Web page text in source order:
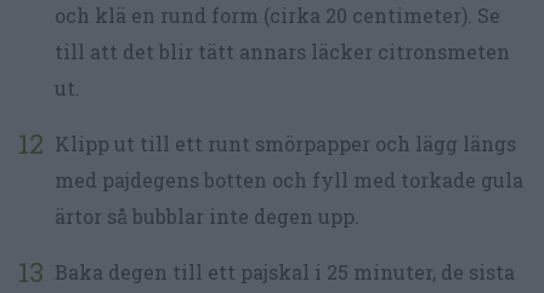
och klä en rund form (cirka 20 centimeter). Se
till att det blir tätt annars läcker citronsmeten
ut.
Klipp ut till ett runt smörpapper och lägg längs
med pajdegens botten och fyll med torkade gula
ärtor så bubblar inte degen upp.
Baka degen till ett pajskal i 25 minuter, de sista